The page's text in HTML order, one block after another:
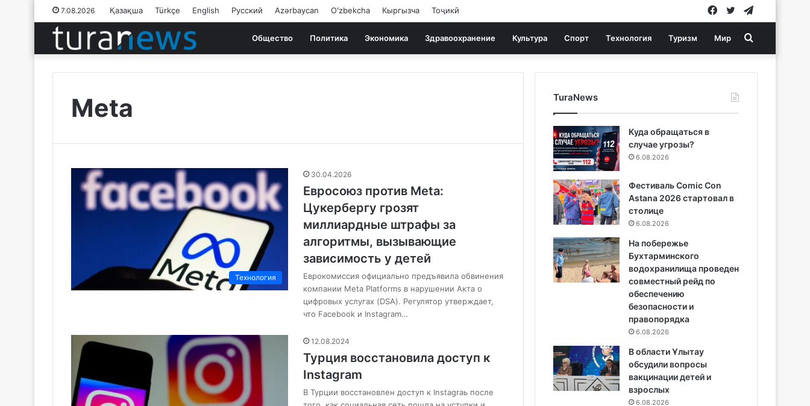
7.08.2026 Қазақша Türkçe English Русский Azərbaycan Oʻzbekcha Кыргызча Тоҷикӣ Twitter
Facebook
Общество Политика Экономика Здравоохранение Культура Спорт Технология Туризм Мир Search
for
Meta
Технология
30.04.2026
Евросоюз против Meta:
Цукербергу грозят
миллиардные штрафы за
алгоритмы, вызывающие
зависимость у детей
Еврокомиссия официально предъявила обвинения
компании Meta Platforms в нарушении Акта о
цифровых услугах (DSA). Регулятор утверждает,
что Facebook и Instagram…
12.08.2024
Турция восстановила доступ к
Instagram
В Турции восстановлен доступ к Instagraь после
TuraNews
Куда обращаться в
случае угрозы?
6.08.2026
Фестиваль Comic Con
Astana 2026 стартовал в
столице
6.08.2026
На побережье
Бухтарминского
водохранилища проведен
совместный рейд по
обеспечению
безопасности и
правопорядка
6.08.2026
В области Ұлытау
обсудили вопросы
вакцинации детей и
взрослых
6.08.2026